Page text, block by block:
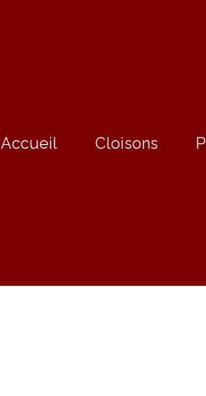
Accueil Cloisons